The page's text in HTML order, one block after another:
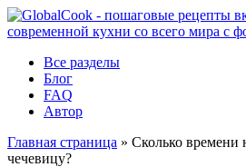
Перейти
к
Все разделы
Блог
FAQ
Автор
Главная страница » Сколько времени
чечевицу?